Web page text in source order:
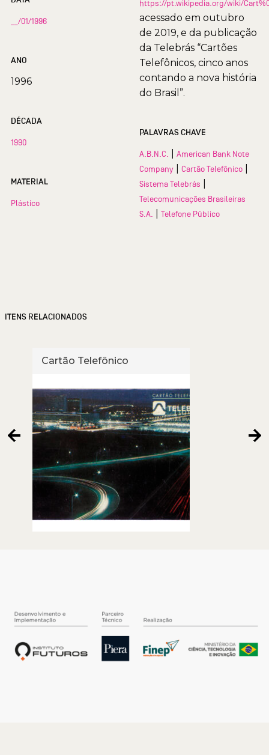
__/01/1996
ANO
1996
DÉCADA
1990
MATERIAL
Plástico
https://pt.wikipedia.org/wiki/
acessado em outubro
de 2019, e da publicação
da Telebrás “Cartões
Telefônicos, cinco anos
contando a nova história
do Brasil”.
PALAVRAS CHAVE
A.B.N.C.
American Bank Note
Company
Cartão Telefônico
Sistema Telebrás
Telecomunicações Brasileiras
S.A.
Telefone Público
ITENS RELACIONADOS
Cartão Telefônico